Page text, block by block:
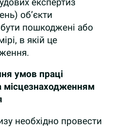
об’єкти
пошкоджені або
в якій це
умов праці
місцезнаходженням
необхідно провести